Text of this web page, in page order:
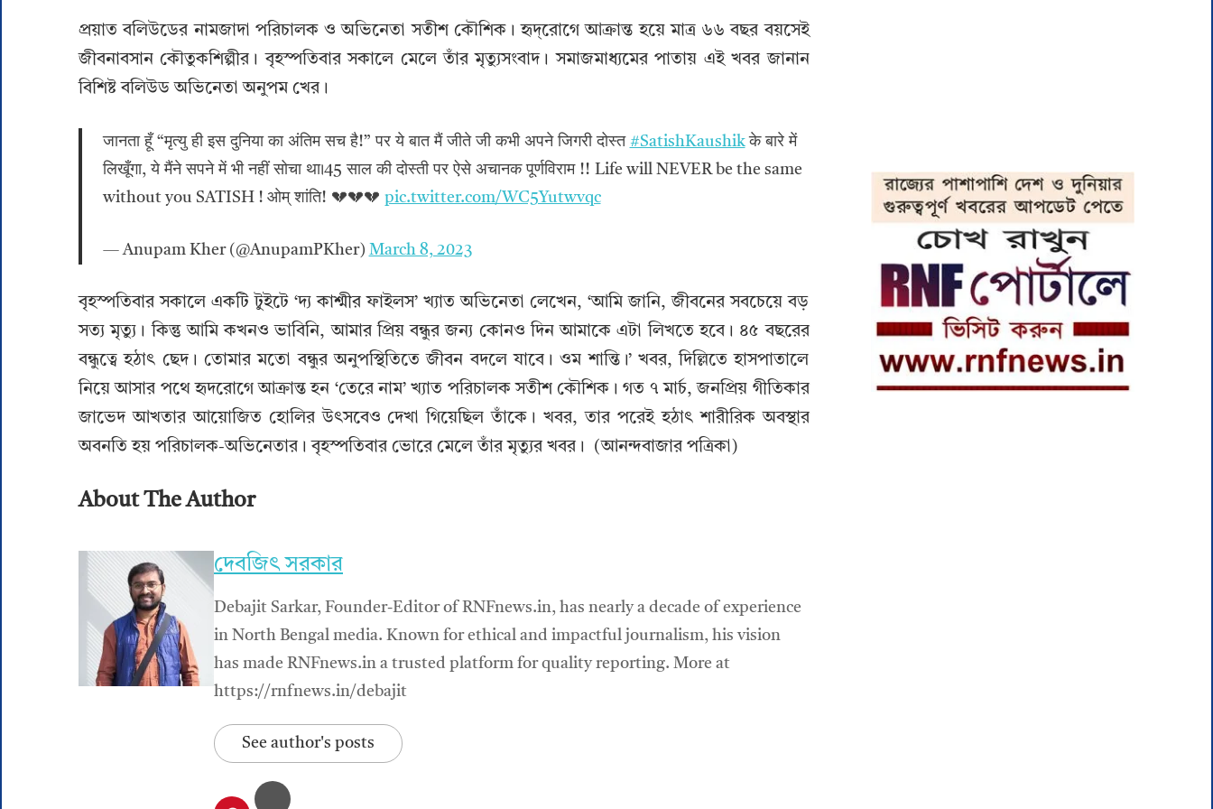
প্রয়াত বলিউডের নামজাদা পরিচালক ও অভিনেতা সতীশ কৌশিক। হৃদ্‌রোগে আক্রান্ত হয়ে মাত্র ৬৬ বছর বয়সেই
জীবনাবসান কৌতুকশিল্পীর। বৃহস্পতিবার সকালে মেলে তাঁর মৃত্যুসংবাদ। সমাজমাধ্যমের পাতায় এই খবর জানান
বিশিষ্ট বলিউড অভিনেতা অনুপম খের।
जानता हूँ “मृत्यु ही इस दुनिया का अंतिम सच है!” पर ये बात मैं जीते जी कभी अपने जिगरी दोस्त #SatishKaushikके बारे में
लिखूँगा, ये मैंने सपने में भी नहीं सोचा था।45 साल की दोस्ती पर ऐसे अचानक पूर्णविराम !! Life will NEVER be the same
without you SATISH ! ओम् शांति! 💔💔💔 pic.twitter.com/WC5Yutwvqc
— Anupam Kher (@AnupamPKher) March 8, 2023
বৃহস্পতিবার সকালে একটি টুইটে ‘দ্য কাশ্মীর ফাইলস‌’ খ্যাত অভিনেতা লেখেন, ‘আমি জানি, জীবনের সবচেয়ে বড়
সত্য মৃত্যু। কিন্তু আমি কখনও ভাবিনি, আমার প্রিয় বন্ধুর জন্য কোনও দিন আমাকে এটা লিখতে হবে। ৪৫ বছরের
বন্ধুত্বে হঠাৎ ছেদ। তোমার মতো বন্ধুর অনুপস্থিতিতে জীবন বদলে যাবে। ওম শান্তি।’ খবর, দিল্লিতে হাসপাতালে
নিয়ে আসার পথে হৃদরোগে আক্রান্ত হন ‘তেরে নাম’ খ্যাত পরিচালক সতীশ কৌশিক। গত ৭ মার্চ, জনপ্রিয় গীতিকার
জাভেদ আখতার আয়োজিত হোলির উৎসবেও দেখা গিয়েছিল তাঁকে। খবর, তার পরেই হঠাৎ শারীরিক অবস্থার
অবনতি হয় পরিচালক-অভিনেতার। বৃহস্পতিবার ভোরে মেলে তাঁর মৃত্যুর খবর। (আনন্দবাজার পত্রিকা)
About The Author
দেবজিৎ সরকার
Debajit Sarkar, Founder-Editor of RNFnews.in, has nearly a decade of experience
in North Bengal media. Known for ethical and impactful journalism, his vision
has made RNFnews.in a trusted platform for quality reporting. More at
https://rnfnews.in/debajit
See author's posts